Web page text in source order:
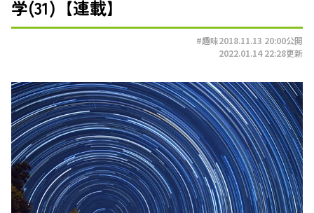
学(31)【連載】
#趣味2018.11.13 20:00公開
2022.01.14 22:28更新